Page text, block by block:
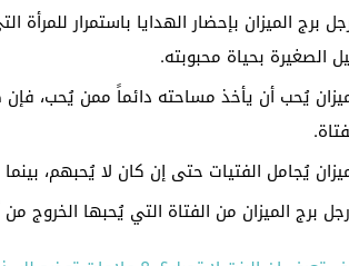
برج الميزان بإحضار الهدايا باستمرار
الصغيرة بحياة محبوبته.
يُحب أن يأخذ مساحته دائماً ممن يُحب،
يُجامل الفتيات حتى إن كان لا يُحبهم،
برج الميزان من الفتاة التي يُحبها الخروج